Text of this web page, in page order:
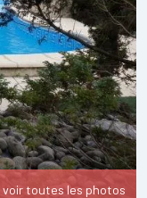
voir toutes les photos